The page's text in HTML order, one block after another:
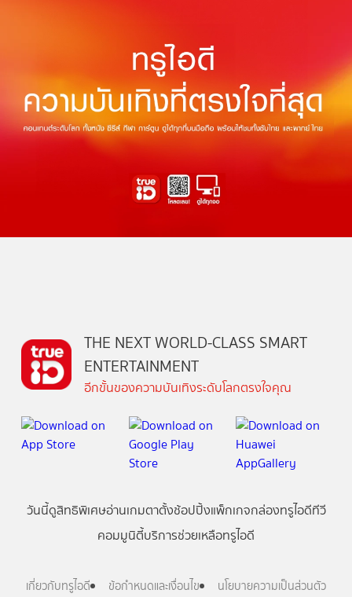
THE NEXT WORLD-CLASS SMART
ENTERTAINMENT
อีกขั้นของความบันเทิงระดับโลกตรงใจคุณ
วันนี้ดูสิทธิพิเศษอ่านเกมตาตั้งช้อปปิ้งแพ็กเกจกล่องทรูไอดีทีวี
คอมมูนิตี้บริการช่วยเหลือทรูไอดี
เกี่ยวกับทรูไอดี ข้อกำหนดและเงื่อนไข นโยบายความเป็นส่วนตัว